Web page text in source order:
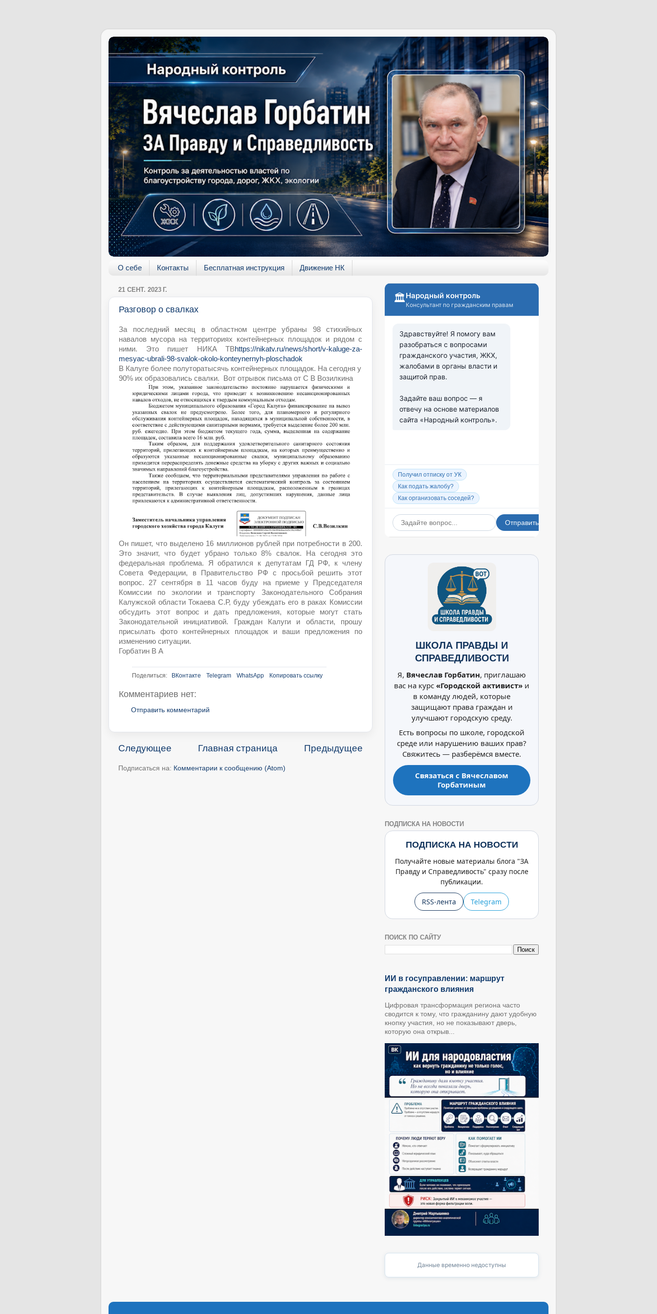
О себе Контакты Бесплатная инструкция Движение НК
21 СЕНТ. 2023 Г.
Разговор о свалках
За последний месяц в областном центре убраны 98 стихийных
навалов мусора на территориях контейнерных площадок и рядом с
ними. Это пишет НИКА ТВhttps://nikatv.ru/news/short/v-kaluge-za-
mesyac-ubrali-98-svalok-okolo-konteynernyh-ploschadok
В Калуге более полуторатысячь контейнерных площадок. На сегодня у
90% их образовались свалки. Вот отрывок письма от С В Возилкина
Он пишет, что выделено 16 миллионов рублей при потребности в 200.
Это значит, что будет убрано только 8% свалок. На сегодня это
федеральная проблема. Я обратился к депутатам ГД РФ, к члену
Совета Федерации, в Правительство РФ с просьбой решить этот
вопрос. 27 сентября в 11 часов буду на приеме у Председателя
Комиссии по экологии и транспорту Законодательного Собрания
Калужской области Токаева С.Р, буду убеждать его в раках Комиссии
обсудить этот вопрос и дать предложения, которые могут стать
Законодательной инициативой. Граждан Калуги и области, прошу
присылать фото контейнерных площадок и ваши предложения по
изменению ситуации.
Горбатин В А
Поделиться: ВКонтакте Telegram WhatsApp Копировать ссылку
Комментариев нет:
Отправить комментарий
Следующее Предыдущее
Главная страница
Подписаться на: Комментарии к сообщению (Atom)
ШКОЛА ПРАВДЫ И
СПРАВЕДЛИВОСТИ
Я, Вячеслав Горбатин, приглашаю
вас на курс «Городской активист» и
в команду людей, которые
защищают права граждан и
улучшают городскую среду.
Есть вопросы по школе, городской
среде или нарушению ваших прав?
Свяжитесь — разберёмся вместе.
Связаться с Вячеславом
Горбатиным
ПОДПИСКА НА НОВОСТИ
ПОДПИСКА НА НОВОСТИ
Получайте новые материалы блога "ЗА
Правду и Справедливость" сразу после
публикации.
RSS-лента Telegram
ПОИСК ПО САЙТУ
ИИ в госуправлении: маршрут
гражданского влияния
Цифровая трансформация региона часто
сводится к тому, что гражданину дают удобную
кнопку участия, но не показывают дверь,
которую она открыв...
Данные временно недоступны